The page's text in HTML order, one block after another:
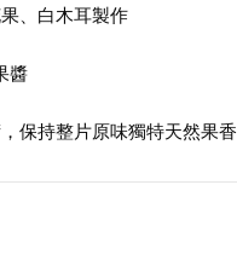
、白木耳製作
醬
保持整片原味獨特天然果香